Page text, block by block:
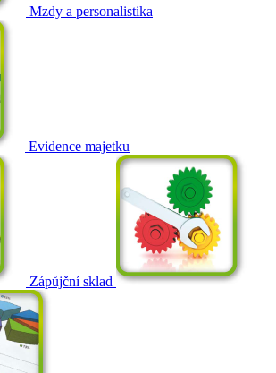
Mzdy a personalistika
Evidence majetku
Zápůjční sklad